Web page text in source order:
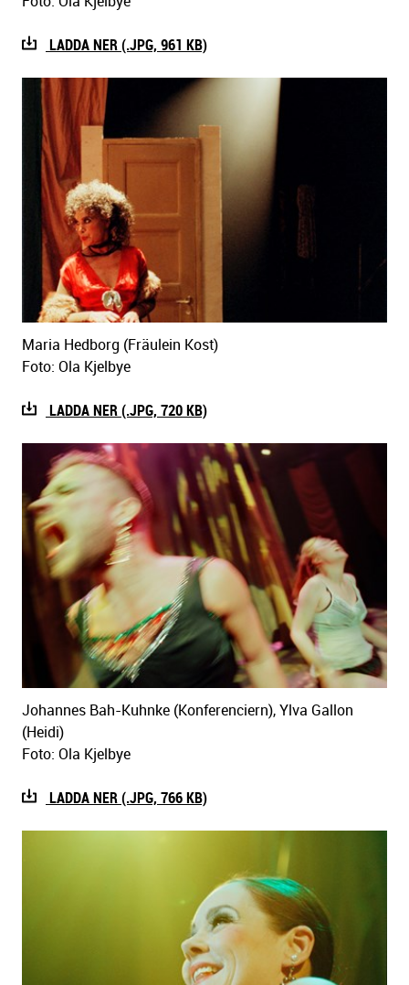
LADDA NER (.JPG, 961 KB)
Maria Hedborg (Fräulein Kost)
Foto: Ola Kjelbye
LADDA NER (.JPG, 720 KB)
Johannes Bah-Kuhnke (Konferenciern), Ylva Gallon
(Heidi)
Foto: Ola Kjelbye
LADDA NER (.JPG, 766 KB)